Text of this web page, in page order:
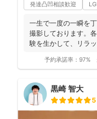
発達凸凹相談歓迎
一生で一度の一瞬を
撮影しております。
験を生かして、リラ
予約承諾率： 97%
黒崎 智大
5